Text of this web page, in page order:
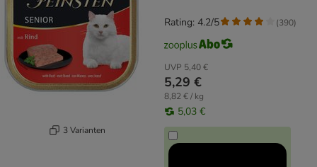
3 Varianten
UVP 5,40 €
5,29 €
8,82 € / kg
5,03 €
Rating: 4.2/5 (390)